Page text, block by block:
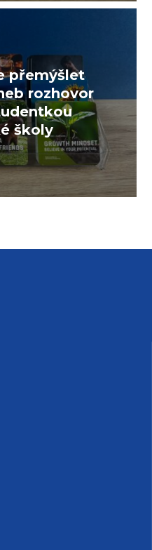
přemýšlet
rozhovor
školy